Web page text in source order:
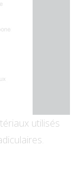
utilisés